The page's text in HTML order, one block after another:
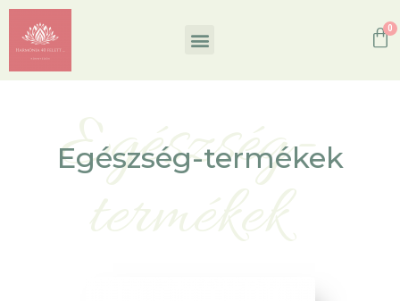
Egészség-termékek
Egészség-
termékek